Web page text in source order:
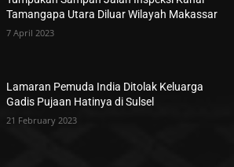
Tamangapa Utara Diluar Wilayah Makassar
7 April 2023
Lamaran Pemuda India Ditolak Keluarga
Gadis Pujaan Hatinya di Sulsel
21 February 2023